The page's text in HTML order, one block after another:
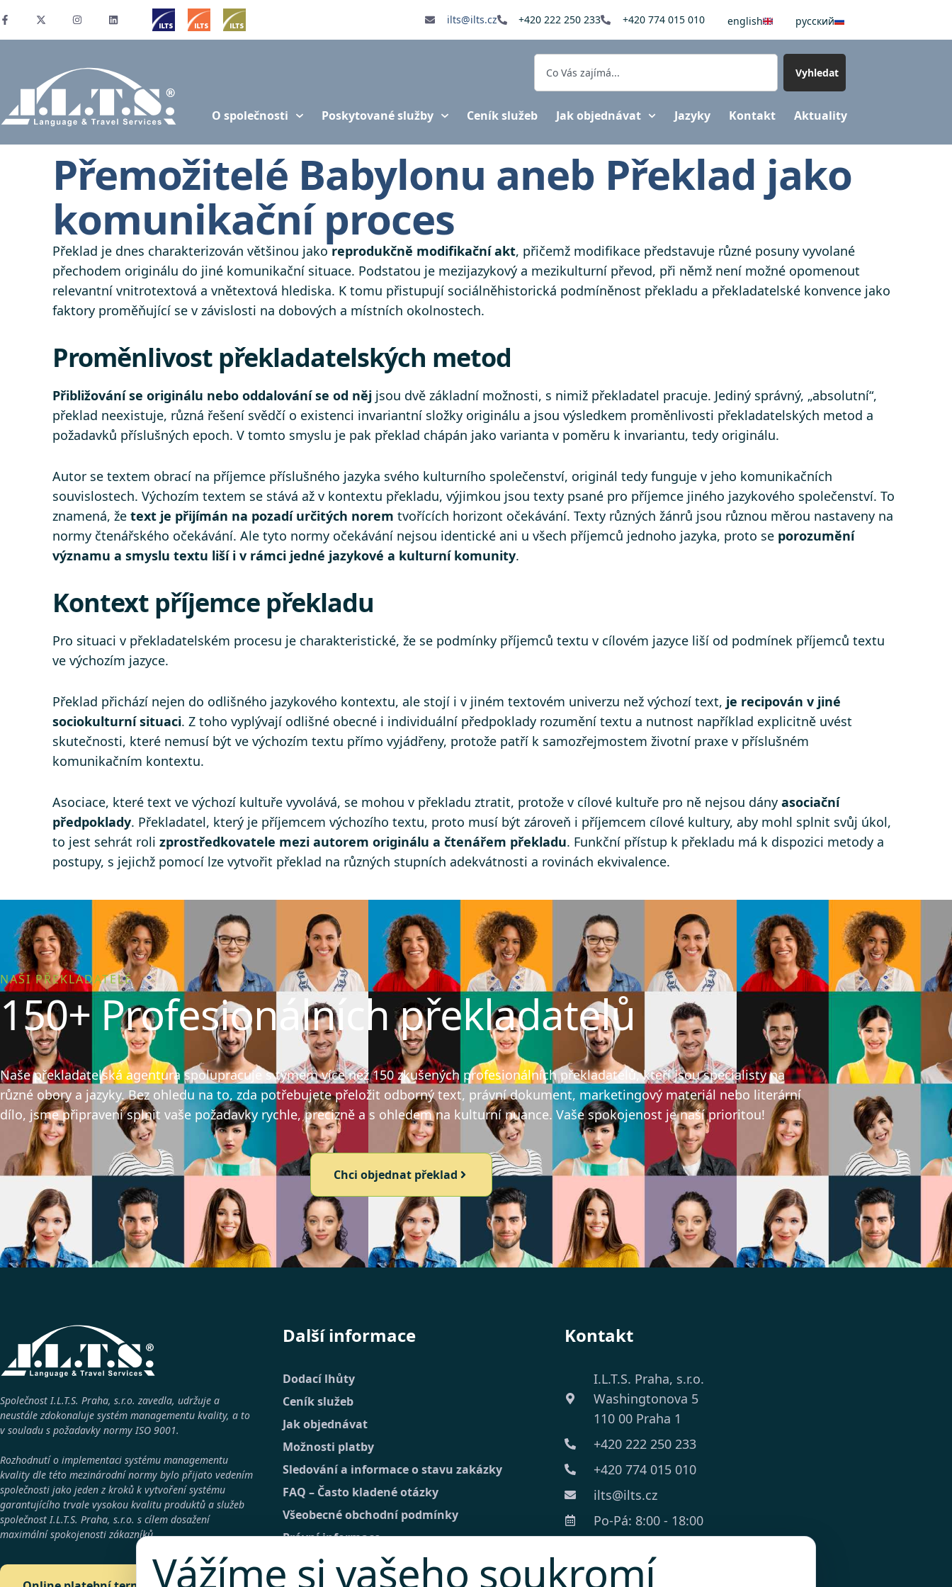
ilts@ilts.cz +420 222 250 233 +420 774 015 010 english pусский
Vyhledat
O společnosti Poskytované služby Ceník služeb Jak objednávat Jazyky Kontakt Aktuality
Přemožitelé Babylonu aneb Překlad jako
komunikační proces
Překlad je dnes charakterizován většinou jako reprodukčně modifikační akt, přičemž modifikace představuje různé posuny vyvolané
přechodem originálu do jiné komunikační situace. Podstatou je mezijazykový a mezikulturní převod, při němž není možné opomenout
relevantní vnitrotextová a vnětextová hlediska. K tomu přistupují sociálněhistorická podmíněnost překladu a překladatelské konvence jako
faktory proměňující se v závislosti na dobových a místních okolnostech.
Proměnlivost překladatelských metod
Přibližování se originálu nebo oddalování se od něj jsou dvě základní možnosti, s nimiž překladatel pracuje. Jediný správný, „absolutní“,
překlad neexistuje, různá řešení svědčí o existenci invariantní složky originálu a jsou výsledkem proměnlivosti překladatelských metod a
požadavků příslušných epoch. V tomto smyslu je pak překlad chápán jako varianta v poměru k invariantu, tedy originálu.
Autor se textem obrací na příjemce příslušného jazyka svého kulturního společenství, originál tedy funguje v jeho komunikačních
souvislostech. Výchozím textem se stává až v kontextu překladu, výjimkou jsou texty psané pro příjemce jiného jazykového společenství. To
znamená, že text je přijímán na pozadí určitých norem tvořících horizont očekávání. Texty různých žánrů jsou různou měrou nastaveny na
normy čtenářského očekávání. Ale tyto normy očekávání nejsou identické ani u všech příjemců jednoho jazyka, proto se porozumění
významu a smyslu textu liší i v rámci jedné jazykové a kulturní komunity.
Kontext příjemce překladu
Pro situaci v překladatelském procesu je charakteristické, že se podmínky příjemců textu v cílovém jazyce liší od podmínek příjemců textu
ve výchozím jazyce.
Překlad přichází nejen do odlišného jazykového kontextu, ale stojí i v jiném textovém univerzu než výchozí text, je recipován v jiné
sociokulturní situaci. Z toho vyplývají odlišné obecné i individuální předpoklady rozumění textu a nutnost například explicitně uvést
skutečnosti, které nemusí být ve výchozím textu přímo vyjádřeny, protože patří k samozřejmostem životní praxe v příslušném
komunikačním kontextu.
Asociace, které text ve výchozí kultuře vyvolává, se mohou v překladu ztratit, protože v cílové kultuře pro ně nejsou dány asociační
předpoklady. Překladatel, který je příjemcem výchozího textu, proto musí být zároveň i příjemcem cílové kultury, aby mohl splnit svůj úkol,
to jest sehrát roli zprostředkovatele mezi autorem originálu a čtenářem překladu. Funkční přístup k překladu má k dispozici metody a
postupy, s jejichž pomocí lze vytvořit překlad na různých stupních adekvátnosti a rovinách ekvivalence.
NAŠI PŘEKLADATELÉ
150+ Profesionálních překladatelů
Naše překladatelská agentura spolupracuje s týmem více než 150 zkušených profesionálních překladatelů, kteří jsou specialisty na
různé obory a jazyky. Bez ohledu na to, zda potřebujete přeložit odborný text, právní dokument, marketingový materiál nebo literární
dílo, jsme připraveni splnit vaše požadavky rychle, precizně a s ohledem na kulturní nuance. Vaše spokojenost je naší prioritou!
Chci objednat překlad
Společnost I.L.T.S. Praha, s.r.o. zavedla, udržuje a
neustále zdokonaluje systém managementu kvality, a to
v souladu s požadavky normy ISO 9001.
Rozhodnutí o implementaci systému managementu
kvality dle této mezinárodní normy bylo přijato vedením
společnosti jako jeden z kroků k vytvoření systému
garantujícího trvale vysokou kvalitu produktů a služeb
společnost I.L.T.S. Praha, s.r.o. s cílem dosažení
maximální spokojenosti zákazníků.
Další informace
Dodací lhůty
Ceník služeb
Jak objednávat
Možnosti platby
Sledování a informace o stavu zakázky
FAQ – Často kladené otázky
Všeobecné obchodní podmínky
Právní informace
Kontakt
Kontakt
I.L.T.S. Praha, s.r.o.
Washingtonova 5
110 00 Praha 1
+420 222 250 233
+420 774 015 010
ilts@ilts.cz
Po-Pá: 8:00 - 18:00
Vážíme si vašeho soukromí